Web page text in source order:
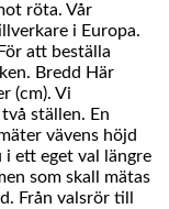
röta. Vår
i Europa.
att beställa
Bredd Här
(cm). Vi
ställen. En
vävens höjd
i ett eget val längre
som skall mätas
Från valsrör till